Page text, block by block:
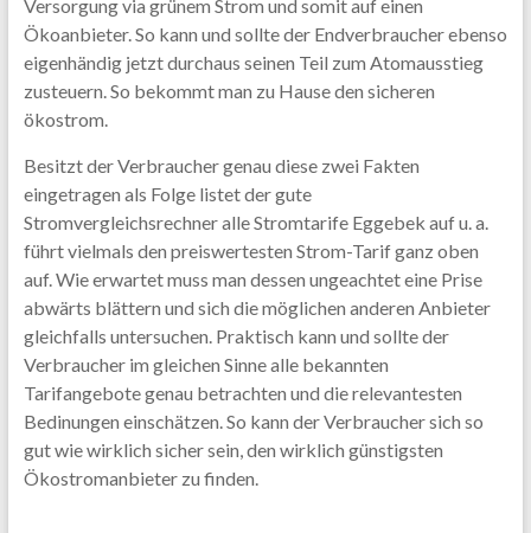
Versorgung via grünem Strom und somit auf einen
Ökoanbieter. So kann und sollte der Endverbraucher ebenso
eigenhändig jetzt durchaus seinen Teil zum Atomausstieg
zusteuern. So bekommt man zu Hause den sicheren
ökostrom.
Besitzt der Verbraucher genau diese zwei Fakten
eingetragen als Folge listet der gute
Stromvergleichsrechner alle Stromtarife Eggebek auf u. a.
führt vielmals den preiswertesten Strom-Tarif ganz oben
auf. Wie erwartet muss man dessen ungeachtet eine Prise
abwärts blättern und sich die möglichen anderen Anbieter
gleichfalls untersuchen. Praktisch kann und sollte der
Verbraucher im gleichen Sinne alle bekannten
Tarifangebote genau betrachten und die relevantesten
Bedinungen einschätzen. So kann der Verbraucher sich so
gut wie wirklich sicher sein, den wirklich günstigsten
Ökostromanbieter zu finden.